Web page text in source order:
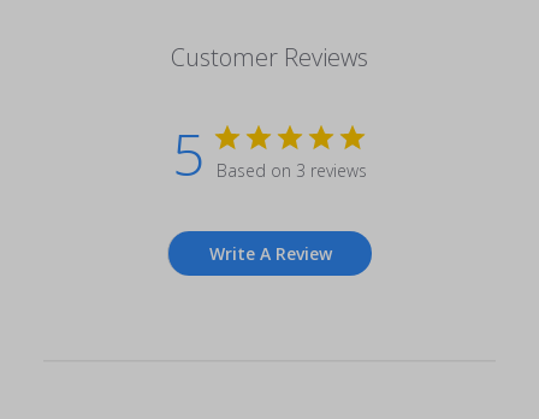
Customer Reviews
5 Based on 3 reviews
Write A Review